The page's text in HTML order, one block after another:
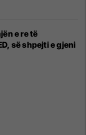
e re të
së shpejti e gjeni